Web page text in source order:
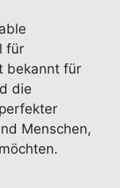
für
bekannt für
die
Menschen,